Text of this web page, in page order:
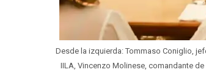
Desde la izquierda: Tommaso Coniglio,
IILA, ​​Vincenzo Molinese, comandante